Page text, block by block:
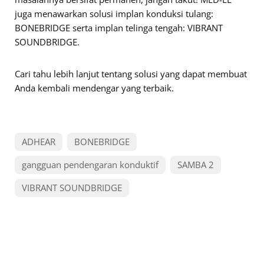
juga menawarkan solusi implan konduksi tulang:
BONEBRIDGE serta implan telinga tengah: VIBRANT
SOUNDBRIDGE.
Cari tahu lebih lanjut tentang solusi yang dapat membuat
Anda kembali mendengar yang terbaik.
ADHEAR
BONEBRIDGE
gangguan pendengaran konduktif
SAMBA 2
VIBRANT SOUNDBRIDGE